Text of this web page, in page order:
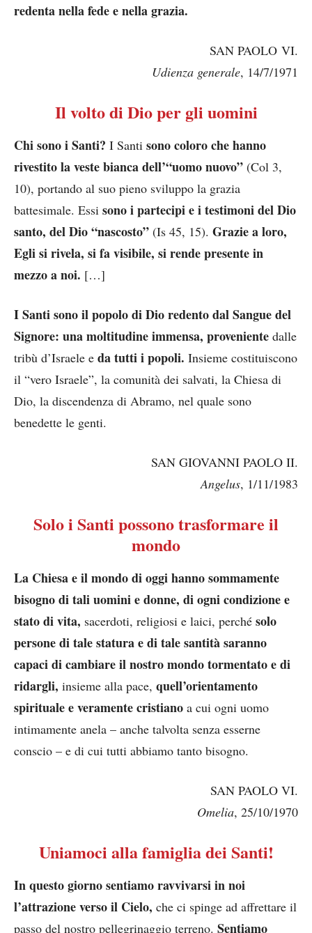
redenta nella fede e nella grazia.
SAN PAOLO VI.
Udienza generale, 14/7/1971
Il volto di Dio per gli uomini
Chi sono i Santi? I Santi sono coloro che hanno
rivestito la veste bianca dell’“uomo nuovo” (Col 3,
10), portando al suo pieno sviluppo la grazia
battesimale. Essi sono i partecipi e i testimoni del Dio
santo, del Dio “nascosto” (Is 45, 15). Grazie a loro,
Egli si rivela, si fa visibile, si rende presente in
mezzo a noi. […]
I Santi sono il popolo di Dio redento dal Sangue del
Signore: una moltitudine immensa, proveniente dalle
tribù d’Israele e da tutti i popoli. Insieme costituiscono
il “vero Israele”, la comunità dei salvati, la Chiesa di
Dio, la discendenza di Abramo, nel quale sono
benedette le genti.
SAN GIOVANNI PAOLO II.
Angelus, 1/11/1983
Solo i Santi possono trasformare il
mondo
La Chiesa e il mondo di oggi hanno sommamente
bisogno di tali uomini e donne, di ogni condizione e
stato di vita, sacerdoti, religiosi e laici, perché solo
persone di tale statura e di tale santità saranno
capaci di cambiare il nostro mondo tormentato e di
ridargli, insieme alla pace, quell’orientamento
spirituale e veramente cristiano a cui ogni uomo
intimamente anela – anche talvolta senza esserne
conscio – e di cui tutti abbiamo tanto bisogno.
SAN PAOLO VI.
Omelia, 25/10/1970
Uniamoci alla famiglia dei Santi!
In questo giorno sentiamo ravvivarsi in noi
l’attrazione verso il Cielo, che ci spinge ad affrettare il
passo del nostro pellegrinaggio terreno. Sentiamo